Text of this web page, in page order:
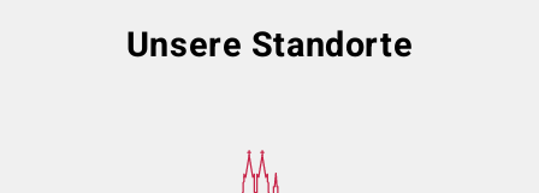
Unsere Standorte